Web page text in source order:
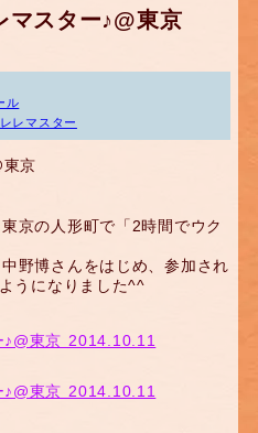
マスター♪@東京
ル
レマスター
京
京の人形町で「2時間でウク
野博さんをはじめ、参加され
うになりました^^